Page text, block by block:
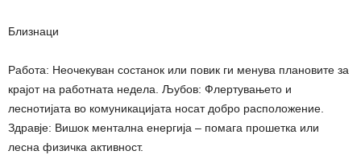
Близнаци
Работа: Неочекуван состанок или повик ги менува плановите за
крајот на работната недела. Љубов: Флертувањето и
леснотијата во комуникацијата носат добро расположение.
Здравје: Вишок ментална енергија – помага прошетка или
лесна физичка активност.